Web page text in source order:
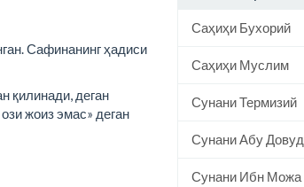
Сафинанинг ҳадиси
қилинади, деган
жоиз эмас» деган
Саҳиҳи Бухорий
Саҳиҳи Муслим
Сунани Термизий
Сунани Абу Довуд
Сунани Ибн Можа